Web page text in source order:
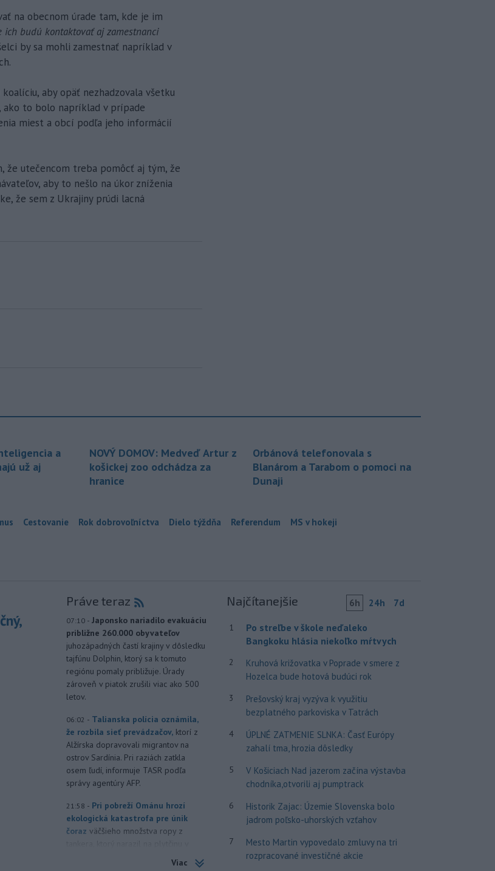
na obecnom úrade tam, kde je im
ich budú kontaktovať aj zamestnanci
by sa mohli zamestnať napríklad v
aby opäť nezhadzovala všetku
ako to bolo napríklad v prípade
miest a obcí podľa jeho informácií
že utečencom treba pomôcť aj tým, že
aby to nešlo na úkor zníženia
že sem z Ukrajiny prúdi lacná
a
už aj
NOVÝ DOMOV: Medveď Artur z
košickej zoo odchádza za
hranice
Orbánová telefonovala s
Blanárom a Tarabom o pomoci na
Dunaji
Cestovanie Rok dobrovoľníctva Dielo týždňa Referendum MS v hokeji
Práve teraz
07:10 - Japonsko nariadilo evakuáciu
približne 260.000 obyvateľov
juhozápadných častí krajiny v dôsledku
tajfúnu Dolphin, ktorý sa k tomuto
regiónu pomaly približuje. Úrady
zároveň v piatok zrušili viac ako 500
letov.
06:02 - Talianska polícia oznámila,
že rozbila sieť prevádzačov, ktorí z
Alžírska dopravovali migrantov na
ostrov Sardínia. Pri raziách zatkla
osem ľudí, informuje TASR podľa
správy agentúry AFP.
21:58 - Pri pobreží Ománu hrozí
ekologická katastrofa pre únik
čoraz väčšieho množstva ropy z
Viac
Najčítanejšie 6h 24h 7d
1
Po streľbe v škole neďaleko
Bangkoku hlásia niekoľko mŕtvych
2
Kruhová križovatka v Poprade v smere z
Hozelca bude hotová budúci rok
3
Prešovský kraj vyzýva k využitiu
bezplatného parkoviska v Tatrách
4
ÚPLNÉ ZATMENIE SLNKA: Časť Európy
zahalí tma, hrozia dôsledky
5
V Košiciach Nad jazerom začína výstavba
chodníka,otvorili aj pumptrack
6
Historik Zajac: Územie Slovenska bolo
jadrom poľsko-uhorských vzťahov
7
Mesto Martin vypovedalo zmluvy na tri
rozpracované investičné akcie